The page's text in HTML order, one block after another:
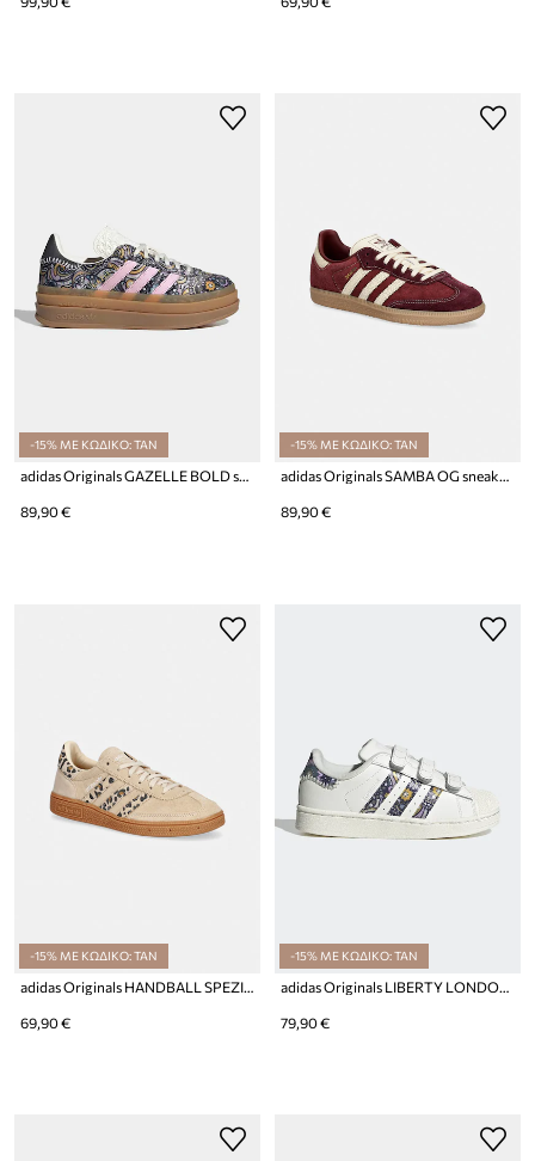
-15% ΜΕ ΚΩΔΙΚΟ: TAN
adidas Originals GAZELLE BOLD sneakers παιδικά
89,90 €
-15% ΜΕ ΚΩΔΙΚΟ: TAN
adidas Originals SAMBA OG sneakers παιδικά σουέτ
89,90 €
-15% ΜΕ ΚΩΔΙΚΟ: TAN
69,90 €
-15% ΜΕ ΚΩΔΙΚΟ: TAN
79,90 €